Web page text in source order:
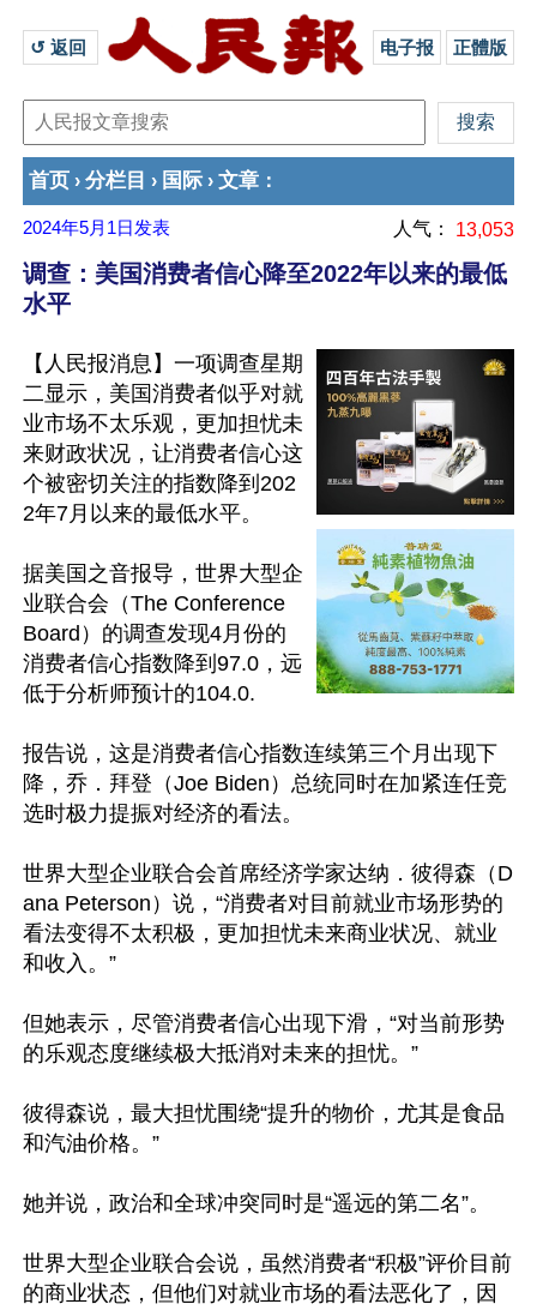
↺ 返回 电子报 正體版
首页 › 分栏目 › 国际 › 文章 ：
2024年5月1日 发表 人气： 13,053
调查：美国消费者信心降至2022年以来的最低
水平
【人民报消息】一项调查星期
二显示，美国消费者似乎对就
业市场不太乐观，更加担忧未
来财政状况，让消费者信心这
个被密切关注的指数降到202
2年7月以来的最低水平。
据美国之音报导，世界大型企
业联合会（The Conference
Board）的调查发现4月份的
消费者信心指数降到97.0，远
低于分析师预计的104.0.
报告说，这是消费者信心指数连续第三个月出现下
降，乔．拜登（Joe Biden）总统同时在加紧连任竞
选时极力提振对经济的看法。
世界大型企业联合会首席经济学家达纳．彼得森（D
ana Peterson）说，“消费者对目前就业市场形势的
看法变得不太积极，更加担忧未来商业状况、就业
和收入。”
但她表示，尽管消费者信心出现下滑，“对当前形势
的乐观态度继续极大抵消对未来的担忧。”
彼得森说，最大担忧围绕“提升的物价，尤其是食品
和汽油价格。”
她并说，政治和全球冲突同时是“遥远的第二名”。
世界大型企业联合会说，虽然消费者“积极”评价目前
的商业状态，但他们对就业市场的看法恶化了，因